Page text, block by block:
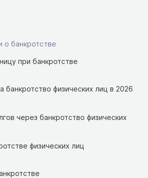
о банкротстве
при банкротстве
банкротство физических лиц в 2026
через банкротство физических
физических лиц